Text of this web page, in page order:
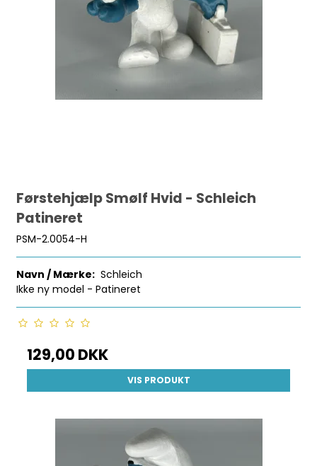
Førstehjælp Smølf Hvid - Schleich
Patineret
PSM-2.0054-H
Navn / Mærke: Schleich
Ikke ny model - Patineret
129,00 DKK
VIS PRODUKT